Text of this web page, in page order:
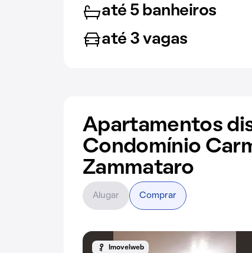
até 5 banheiros
até 3 vagas
Apartamentos
Condomínio
Zammataro
Imovelweb
Alugar Comprar